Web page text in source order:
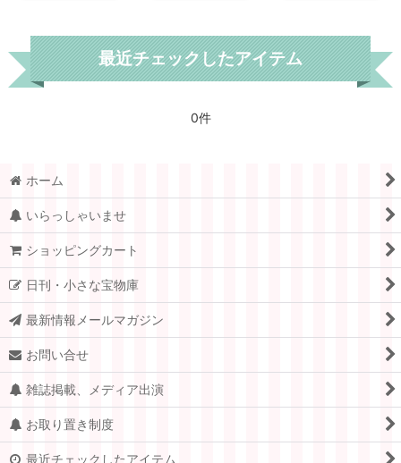
最近チェックしたアイテム
0件
ホーム
いらっしゃいませ
ショッピングカート
日刊・小さな宝物庫
最新情報メールマガジン
お問い合せ
雑誌掲載、メディア出演
お取り置き制度
最近チェックしたアイテム